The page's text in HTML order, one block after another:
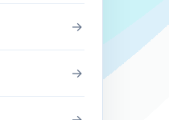
→
→